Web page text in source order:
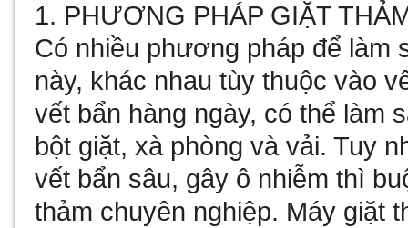
1. PHƯƠNG PHÁP GIẶT
Có nhiều phương pháp để làm
này, khác nhau tùy thuộc vào
vết bẩn hàng ngày, có thể làm
bột giặt, xà phòng và vải. Tuy
vết bẩn sâu, gây ô nhiễm thì
thảm chuyên nghiệp. Máy giặt